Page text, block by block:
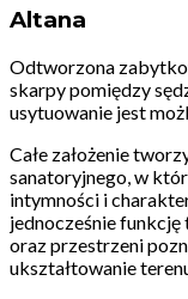
Altana
Odtworzona
skarpy pomiędzy
usytuowanie jest
Całe założenie
sanatoryjnego, w
intymności i
jednocześnie
oraz przestrzeni
ukształtowanie